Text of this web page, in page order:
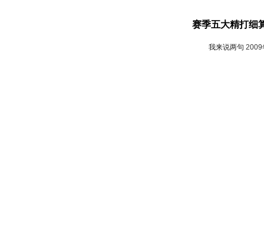
赛季五大精打细
我来说两句 2009